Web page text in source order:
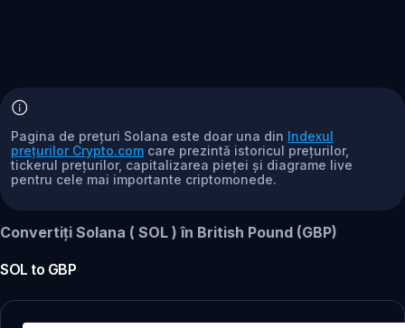
Pagina de prețuri Solana este doar una din Indexul
prețurilor Crypto.com care prezintă istoricul prețurilor,
tickerul prețurilor, capitalizarea pieței și diagrame live
pentru cele mai importante criptomonede.
Convertiți Solana ( SOL ) în British Pound (GBP)
SOL to GBP